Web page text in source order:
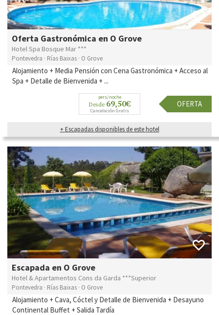
Oferta Gastronómica en O Grove
Hotel Spa Bosque Mar ***
Pontevedra · Rías Baixas · O Grove
Alojamiento + Media Pensión con Cena Gastronómica + Acceso al
Spa + Detalle de Bienvenida + ...
pers/noche
Desde 69,50€
Cancelación Gratis
OFERTA
+ Escapadas disponibles de este hotel
Escapada en O Grove
Hotel & Apartamentos Cons da Garda ***Superior
Pontevedra · Rías Baixas · O Grove
Alojamiento + Cava, Cóctel y Detalle de Bienvenida + Desayuno
Continental Buffet + Salida Tardía